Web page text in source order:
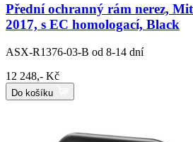
Přední ochranný rám nerez,
2017, s EC homologací, Black
ASX-R1376-03-B od 8-14 dní
12 248,- Kč
Do košíku